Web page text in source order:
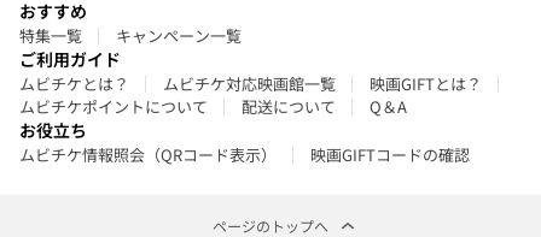
おすすめ
特集一覧 キャンペーン一覧
ご利用ガイド
ムビチケとは？ ムビチケ対応映画館一覧
映画GIFTとは？
ムビチケポイントについて
配送について Q＆A
お役立ち
ムビチケ情報照会（QRコード表示） 映画GIFTコードの確認
ページのトップへ